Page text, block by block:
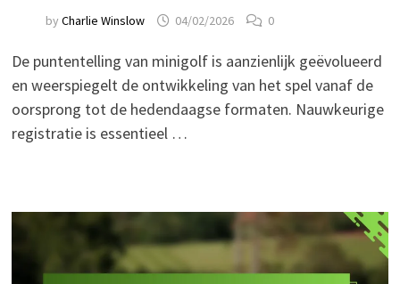
by Charlie Winslow 04/02/2026 0
De puntentelling van minigolf is aanzienlijk geëvolueerd
en weerspiegelt de ontwikkeling van het spel vanaf de
oorsprong tot de hedendaagse formaten. Nauwkeurige
registratie is essentieel …